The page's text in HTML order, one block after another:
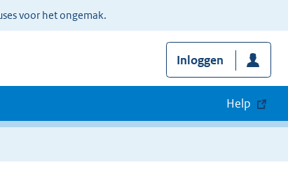
voor het ongemak.
Inloggen
Help